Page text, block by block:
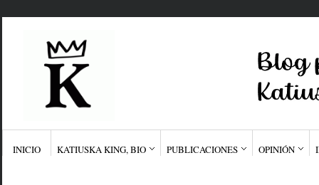
INICIO KATIUSKA KING, BIO PUBLICACIONES OPINIÓN